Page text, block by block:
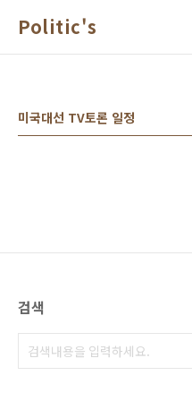
Politic's
미국대선 TV토론 일정
검색